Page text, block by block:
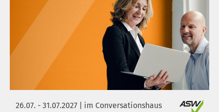
26.07. - 31.07.2027 | im Conversationshaus